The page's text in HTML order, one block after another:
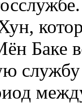
Баке